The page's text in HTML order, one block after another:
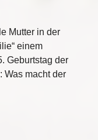
Mutter in der
einem
Geburtstag der
Was macht der